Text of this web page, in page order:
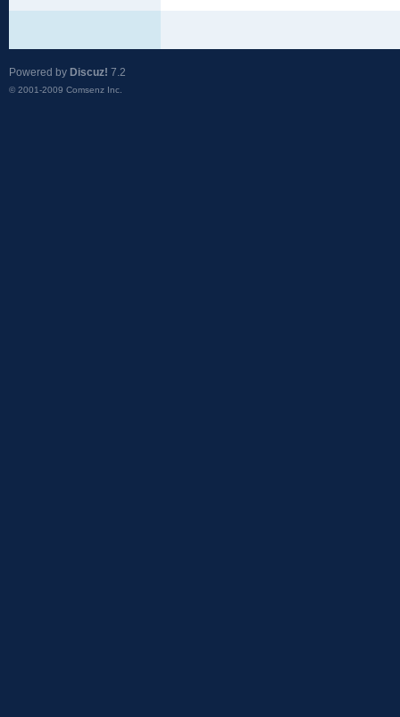
Powered by Discuz! 7.2
© 2001-2009 Comsenz Inc.